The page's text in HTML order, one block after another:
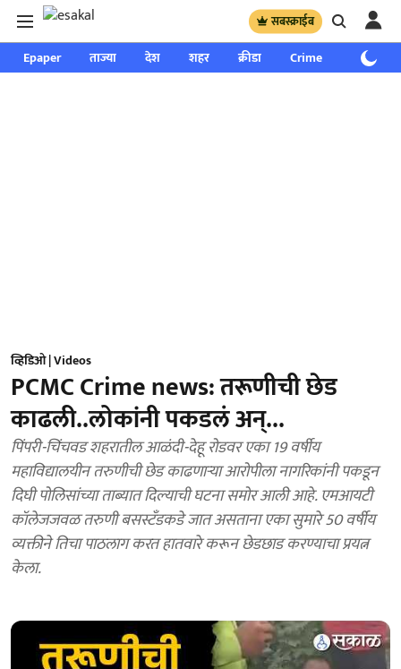
सबस्क्राईब
Epaper ताज्या देश शहर क्रीडा Crime साप्ताहिक
व्हिडिओ | Videos
PCMC Crime news: तरूणीची छेड
काढली..लोकांनी पकडलं अन्...
पिंपरी-चिंचवड शहरातील आळंदी-देहू रोडवर एका 19 वर्षीय
महाविद्यालयीन तरुणीची छेड काढणाऱ्या आरोपीला नागरिकांनी पकडून
दिघी पोलिसांच्या ताब्यात दिल्याची घटना समोर आली आहे. एमआयटी
कॉलेजजवळ तरुणी बसस्टँडकडे जात असताना एका सुमारे 50 वर्षीय
व्यक्तीने तिचा पाठलाग करत हातवारे करून छेडछाड करण्याचा प्रयत्न
केला.